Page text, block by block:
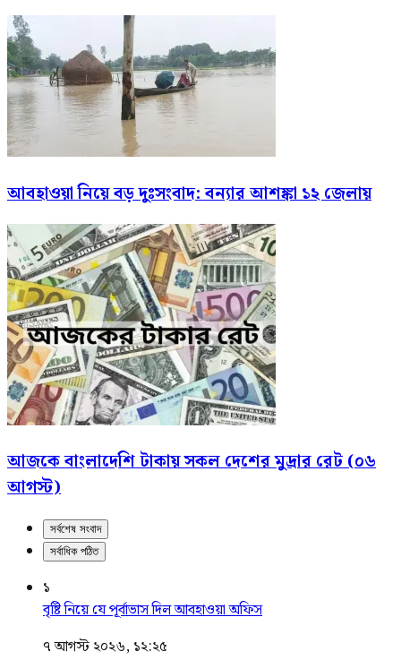
আবহাওয়া নিয়ে বড় দুঃসংবাদ: বন্যার আশঙ্কা ১২ জেলায়
আজকে বাংলাদেশি টাকায় সকল দেশের মুদ্রার রেট (০৬
আগস্ট)
সর্বশেষ সংবাদ
সর্বাধিক পঠিত
১
বৃষ্টি নিয়ে যে পূর্বাভাস দিল আবহাওয়া অফিস
৭ আগস্ট ২০২৬, ১২:২৫